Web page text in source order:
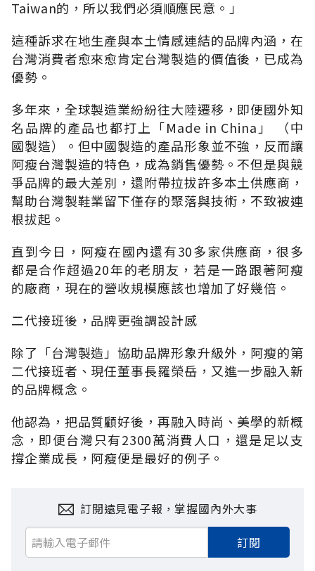
Taiwan的，所以我們必須順應民意。」
這種訴求在地生產與本土情感連結的品牌內涵，在
台灣消費者愈來愈肯定台灣製造的價值後，已成為
優勢。
多年來，全球製造業紛紛往大陸遷移，即便國外知
名品牌的產品也都打上「Made in China」 （中
國製造）。但中國製造的產品形象並不強，反而讓
阿瘦台灣製造的特色，成為銷售優勢。不但是與競
爭品牌的最大差別，還附帶拉拔許多本土供應商，
幫助台灣製鞋業留下僅存的聚落與技術，不致被連
根拔起。
直到今日，阿瘦在國內還有30多家供應商，很多
都是合作超過20年的老朋友，若是一路跟著阿瘦
的廠商，現在的營收規模應該也增加了好幾倍。
二代接班後，品牌更強調設計感
除了「台灣製造」協助品牌形象升級外，阿瘦的第
二代接班者、現任董事長羅榮岳，又進一步融入新
的品牌概念。
他認為，把品質顧好後，再融入時尚、美學的新概
念，即便台灣只有2300萬消費人口，還是足以支
撐企業成長，阿瘦便是最好的例子。
訂閱遠見電子報，掌握國內外大事
訂閱